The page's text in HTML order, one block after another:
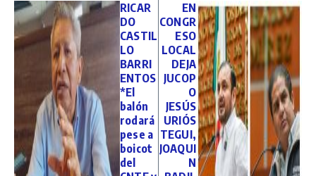
RICAR
DO
CASTIL
LO
BARRI
ENTOS
*El
balón
rodará
pese a
boicot
del
EN
CONGR
ESO
LOCAL
DEJA
JUCOP
O
JESÚS
URIÓS
TEGUI,
JOAQUI
N